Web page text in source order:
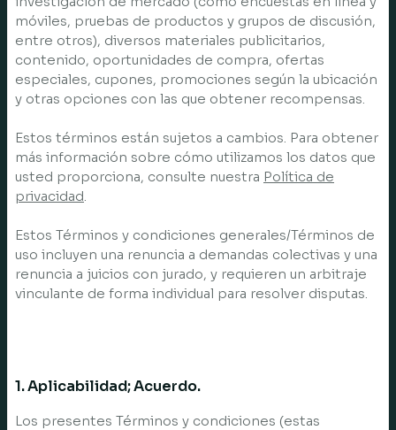
móviles, pruebas de productos y grupos de discusión,
entre otros), diversos materiales publicitarios,
contenido, oportunidades de compra, ofertas
especiales, cupones, promociones según la ubicación
y otras opciones con las que obtener recompensas.
Estos términos están sujetos a cambios. Para obtener
más información sobre cómo utilizamos los datos que
usted proporciona, consulte nuestra Política de
privacidad.
Estos Términos y condiciones generales/Términos de
uso incluyen una renuncia a demandas colectivas y una
renuncia a juicios con jurado, y requieren un arbitraje
vinculante de forma individual para resolver disputas.
1. Aplicabilidad; Acuerdo.
Los presentes Términos y condiciones (estas